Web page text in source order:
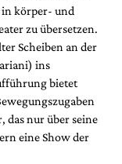
in körper- und
zu übersetzen.
Scheiben an der
ins
bietet
das nur über seine
eine Show der